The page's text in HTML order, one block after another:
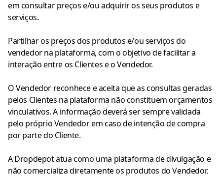
em consultar preços e/ou adquirir os seus produtos e
serviços.
Partilhar os preços dos produtos e/ou serviços do
vendedor na plataforma, com o objetivo de facilitar a
interação entre os Clientes e o Vendedor.
O Vendedor reconhece e aceita que as consultas geradas
pelos Clientes na plataforma não constituem orçamentos
vinculativos. A informação deverá ser sempre validada
pelo próprio Vendedor em caso de intenção de compra
por parte do Cliente.
A Dropdepot atua como uma plataforma de divulgação e
não comercializa diretamente os produtos do Vendedor.